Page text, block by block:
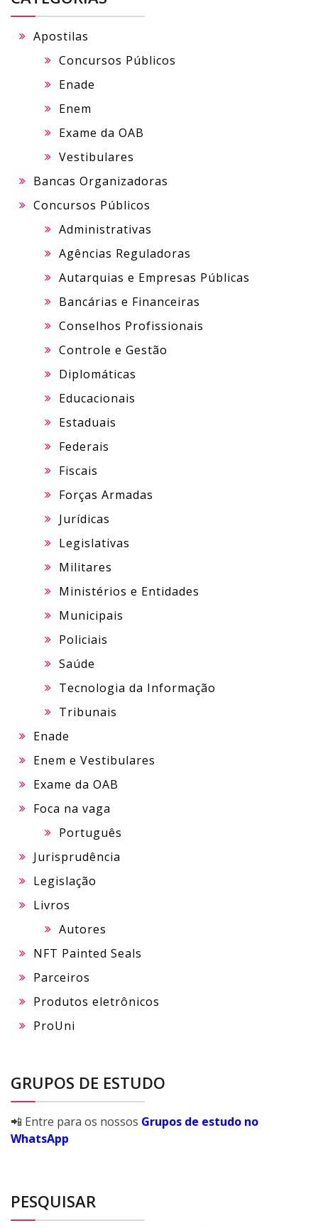
Apostilas
Concursos Públicos
Enade
Enem
Exame da OAB
Vestibulares
Bancas Organizadoras
Concursos Públicos
Administrativas
Agências Reguladoras
Autarquias e Empresas Públicas
Bancárias e Financeiras
Conselhos Profissionais
Controle e Gestão
Diplomáticas
Educacionais
Estaduais
Federais
Fiscais
Forças Armadas
Jurídicas
Legislativas
Militares
Ministérios e Entidades
Municipais
Policiais
Saúde
Tecnologia da Informação
Tribunais
Enade
Enem e Vestibulares
Exame da OAB
Foca na vaga
Português
Jurisprudência
Legislação
Livros
Autores
NFT Painted Seals
Parceiros
Produtos eletrônicos
ProUni
GRUPOS DE ESTUDO
📲 Entre para os nossos Grupos de estudo no
WhatsApp
PESQUISAR